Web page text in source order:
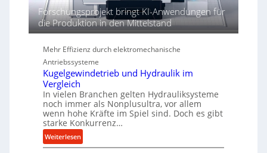
d
i
e
e
r
f
o
r
m
a
n
c
Forschungsprojekt bringt KI-Anwendungen für
die Produktion in den Mittelstand
Mehr Effizienz durch elektromechanische
Antriebssysteme
Kugelgewindetrieb und Hydraulik im
Vergleich
In vielen Branchen gelten Hydrauliksysteme
noch immer als Nonplusultra, vor allem
wenn hohe Kräfte im Spiel sind. Doch es gibt
starke Konkurrenz…
Weiterlesen:
K